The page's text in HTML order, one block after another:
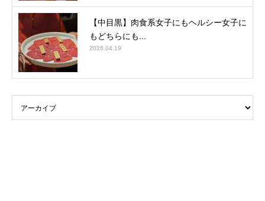
【中目黒】肉食系女子にもヘルシー女子に
もどちらにも...
2026.04.19